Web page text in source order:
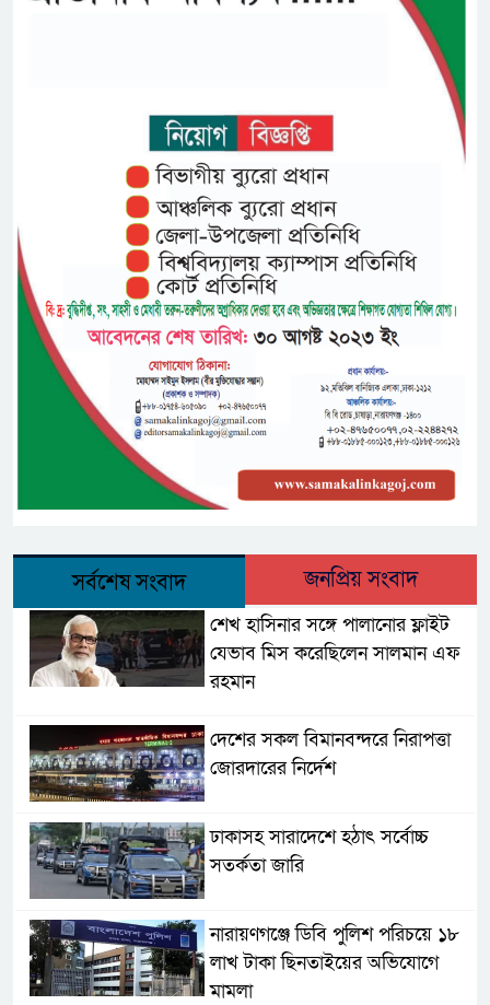
সর্বশেষ সংবাদ জনপ্রিয় সংবাদ
শেখ হাসিনার সঙ্গে পালানোর ফ্লাইট
যেভাব মিস করেছিলেন সালমান এফ
রহমান
দেশের সকল বিমানবন্দরে নিরাপত্তা
জোরদারের নির্দেশ
ঢাকাসহ সারাদেশে হঠাৎ সর্বোচ্চ
সতর্কতা জা‌রি
নারায়ণগঞ্জে ডিবি পুলিশ পরিচয়ে ১৮
লাখ টাকা ছিনতাইয়ের অভিযোগে
মামলা